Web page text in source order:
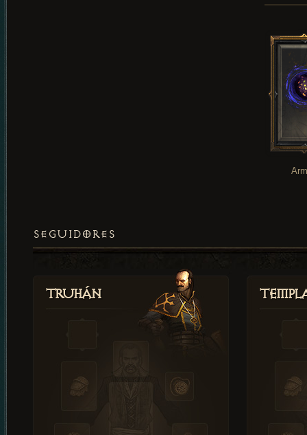
SEGUIDORES
Truhán